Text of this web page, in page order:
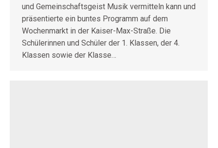
und Gemeinschaftsgeist Musik vermitteln kann und
präsentierte ein buntes Programm auf dem
Wochenmarkt in der Kaiser-Max-Straße. Die
Schülerinnen und Schüler der 1. Klassen, der 4.
Klassen sowie der Klasse…